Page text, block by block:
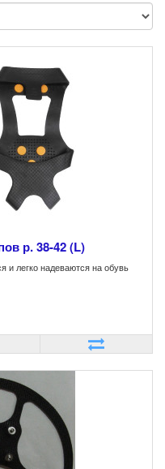
р. 38-42 (L)
и легко надеваются на обувь